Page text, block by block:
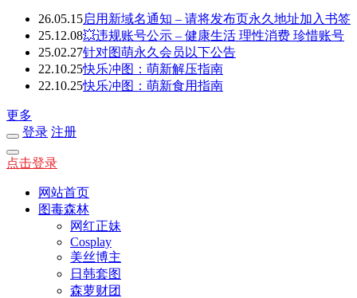
26.05.15启用新域名通知 – 请将发布页永久地址加入书签
25.12.08💥违规账号公示 – 健康生活 理性消费 珍惜账号
25.02.27针对图萌永久会员以下公告
22.10.25快乐冲图：萌新解压指南
22.10.25快乐冲图：萌新食用指南
更多
登录 注册
点击登录
网站首页
图毒森林
网红正妹
Cosplay
美丝博主
日韩套图
森萝财团